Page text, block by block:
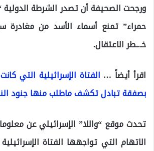
ورجحت الصحيفة أن تصدر الشرطة الدولية
حمراء” تمنع أسماء الأسد من مغادرة
خـ.ـطر الاعتقال.
اقرأ أيضاً … الفتاة الإسرائيلية التي
بصفقة تبادل تكشف ماطلب منها جنود
تحدث موقع “واللا” الإسرائيلي عن
الاتهام التي تواجهها الفتاة